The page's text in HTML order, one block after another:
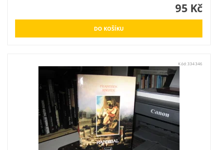
95 Kč
Kód:334346